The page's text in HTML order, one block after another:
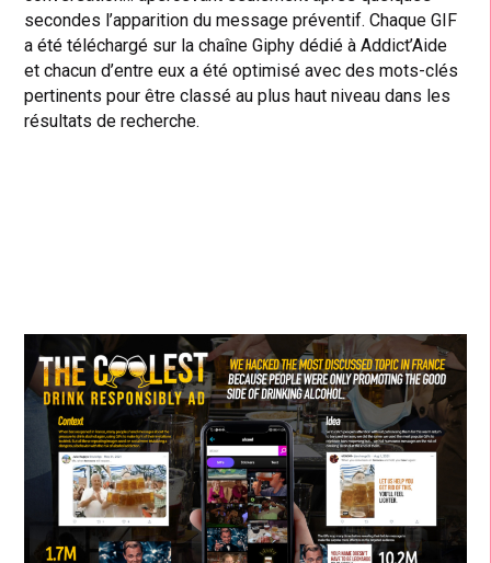
secondes l’apparition du message préventif. Chaque GIF
a été téléchargé sur la chaîne Giphy dédié à Addict’Aide
et chacun d’entre eux a été optimisé avec des mots-clés
pertinents pour être classé au plus haut niveau dans les
résultats de recherche.